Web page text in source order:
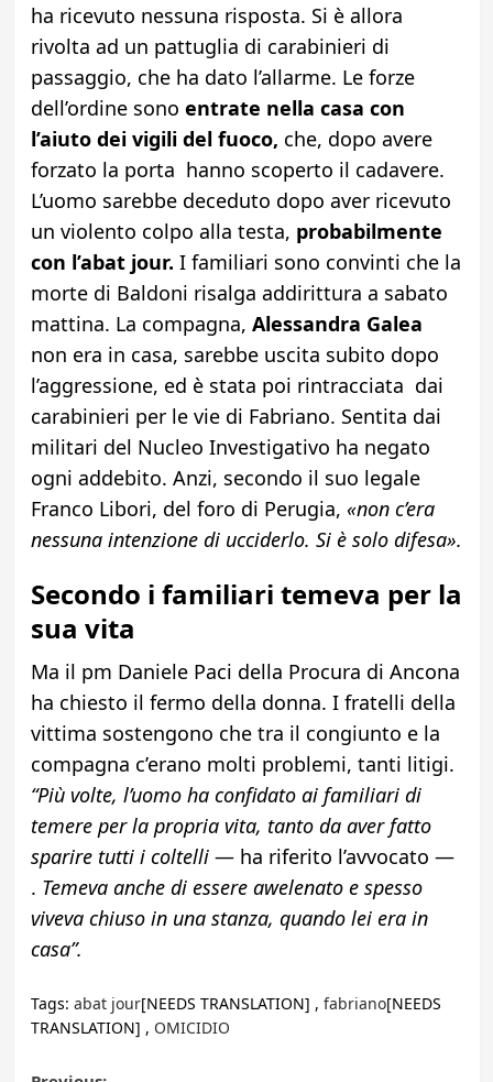
ha ricevuto nessuna risposta. Si è allora
rivolta ad un pattuglia di carabinieri di
passaggio, che ha dato l’allarme. Le forze
dell’ordine sono entrate nella casa con
l’aiuto dei vigili del fuoco, che, dopo avere
forzato la porta hanno scoperto il cadavere.
L’uomo sarebbe deceduto dopo aver ricevuto
un violento colpo alla testa, probabilmente
con l’abat jour. I familiari sono convinti che la
morte di Baldoni risalga addirittura a sabato
mattina. La compagna, Alessandra Galea
non era in casa, sarebbe uscita subito dopo
l’aggressione, ed è stata poi rintracciata dai
carabinieri per le vie di Fabriano. Sentita dai
militari del Nucleo Investigativo ha negato
ogni addebito. Anzi, secondo il suo legale
Franco Libori, del foro di Perugia, «non c’era
nessuna intenzione di ucciderlo. Si è solo difesa».
Secondo i familiari temeva per la
sua vita
Ma il pm Daniele Paci della Procura di Ancona
ha chiesto il fermo della donna. I fratelli della
vittima sostengono che tra il congiunto e la
compagna c’erano molti problemi, tanti litigi.
“Più volte, l’uomo ha confidato ai familiari di
temere per la propria vita, tanto da aver fatto
sparire tutti i coltelli— ha riferito l’avvocato —
. Temeva anche di essere awelenato e spesso
viveva chiuso in una stanza, quando lei era in
casa”.
Tags: abat jour[NEEDS TRANSLATION] , fabriano[NEEDS
TRANSLATION] , OMICIDIO